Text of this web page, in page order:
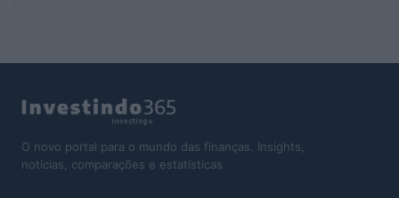
O novo portal para o mundo das finanças. Insights,
notícias, comparações e estatísticas.